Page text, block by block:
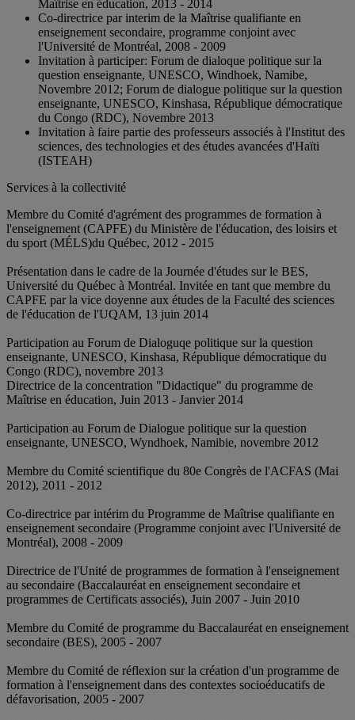
Maîtrise en éducation, 2013 - 2014
Co-directrice par interim de la Maîtrise qualifiante en
enseignement secondaire, programme conjoint avec
l'Université de Montréal, 2008 - 2009
Invitation à participer: Forum de dialoque politique sur la
question enseignante, UNESCO, Windhoek, Namibe,
Novembre 2012; Forum de dialogue politique sur la question
enseignante, UNESCO, Kinshasa, République démocratique
du Congo (RDC), Novembre 2013
Invitation à faire partie des professeurs associés à l'Institut des
sciences, des technologies et des études avancées d'Haïti
(ISTEAH)
Services à la collectivité
Membre du Comité d'agrément des programmes de formation à
l'enseignement (CAPFE) du Ministère de l'éducation, des loisirs et
du sport (MÉLS)du Québec, 2012 - 2015
Présentation dans le cadre de la Journée d'études sur le BES,
Université du Québec à Montréal. Invitée en tant que membre du
CAPFE par la vice doyenne aux études de la Faculté des sciences
de l'éducation de l'UQAM, 13 juin 2014
Participation au Forum de Dialoguqe politique sur la question
enseignante, UNESCO, Kinshasa, République démocratique du
Congo (RDC), novembre 2013
Directrice de la concentration "Didactique" du programme de
Maîtrise en éducation, Juin 2013 - Janvier 2014
Participation au Forum de Dialogue politique sur la question
enseignante, UNESCO, Wyndhoek, Namibie, novembre 2012
Membre du Comité scientifique du 80e Congrès de l'ACFAS (Mai
2012), 2011 - 2012
Co-directrice par intérim du Programme de Maîtrise qualifiante en
enseignement secondaire (Programme conjoint avec l'Université de
Montréal), 2008 - 2009
Directrice de l'Unité de programmes de formation à l'enseignement
au secondaire (Baccalauréat en enseignement secondaire et
programmes de Certificats associés), Juin 2007 - Juin 2010
Membre du Comité de programme du Baccalauréat en enseignement
secondaire (BES), 2005 - 2007
Membre du Comité de réflexion sur la création d'un programme de
formation à l'enseignement dans des contextes socioéducatifs de
défavorisation, 2005 - 2007